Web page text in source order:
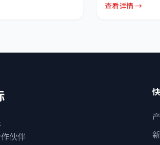
查看详情 →
伙伴